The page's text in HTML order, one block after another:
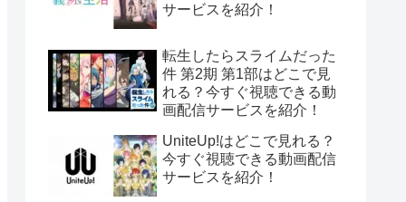
サービスを紹介！
転生したらスライムだった
件 第2期 第1部はどこで見
れる？今すぐ視聴できる動
画配信サービスを紹介！
UniteUp!はどこで見れる？
今すぐ視聴できる動画配信
サービスを紹介！